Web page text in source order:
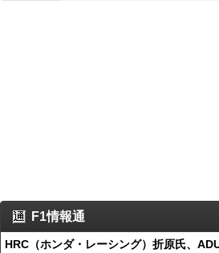
F1情報通
HRC（ホンダ・レーシング）折原氏、